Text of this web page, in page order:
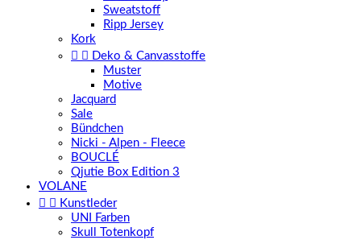
Sweatstoff
Ripp Jersey
Kork
  Deko & Canvasstoffe
Muster
Motive
Jacquard
Sale
Bündchen
Nicki - Alpen - Fleece
BOUCLÉ
Qjutie Box Edition 3
VOLANE
  Kunstleder
UNI Farben
Skull Totenkopf